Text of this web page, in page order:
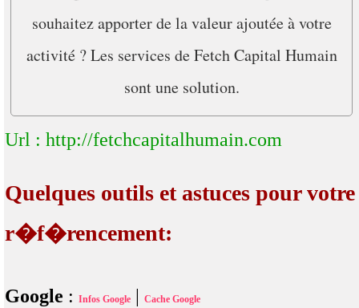
souhaitez apporter de la valeur ajoutée à votre
activité ? Les services de Fetch Capital Humain
sont une solution.
Url : http://fetchcapitalhumain.com
Quelques outils et astuces pour votre
r�f�rencement:
Google : Infos Google Cache Google